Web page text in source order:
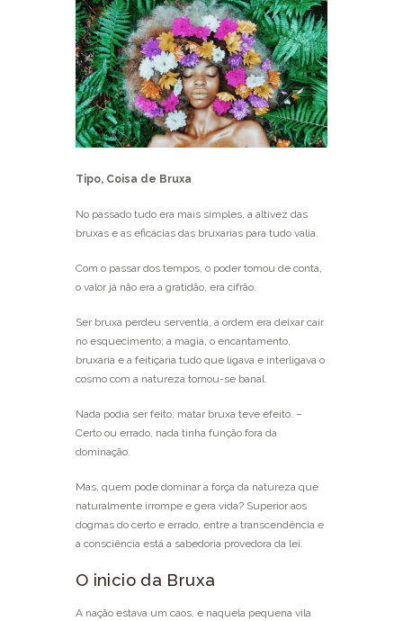
Tipo, Coisa de Bruxa
No passado tudo era mais simples, a altivez das
bruxas e as eficácias das bruxarias para tudo valia.
Com o passar dos tempos, o poder tomou de conta,
o valor já não era a gratidão, era cifrão.
Ser bruxa perdeu serventia, a ordem era deixar cair
no esquecimento; a magia, o encantamento,
bruxaria e a feitiçaria tudo que ligava e interligava o
cosmo com a natureza tornou-se banal.
Nada podia ser feito; matar bruxa teve efeito. –
Certo ou errado, nada tinha função fora da
dominação.
Mas, quem pode dominar a força da natureza que
naturalmente irrompe e gera vida? Superior aos
dogmas do certo e errado, entre a transcendência e
a consciência está a sabedoria provedora da lei.
O inicio da Bruxa
A nação estava um caos, e naquela pequena vila